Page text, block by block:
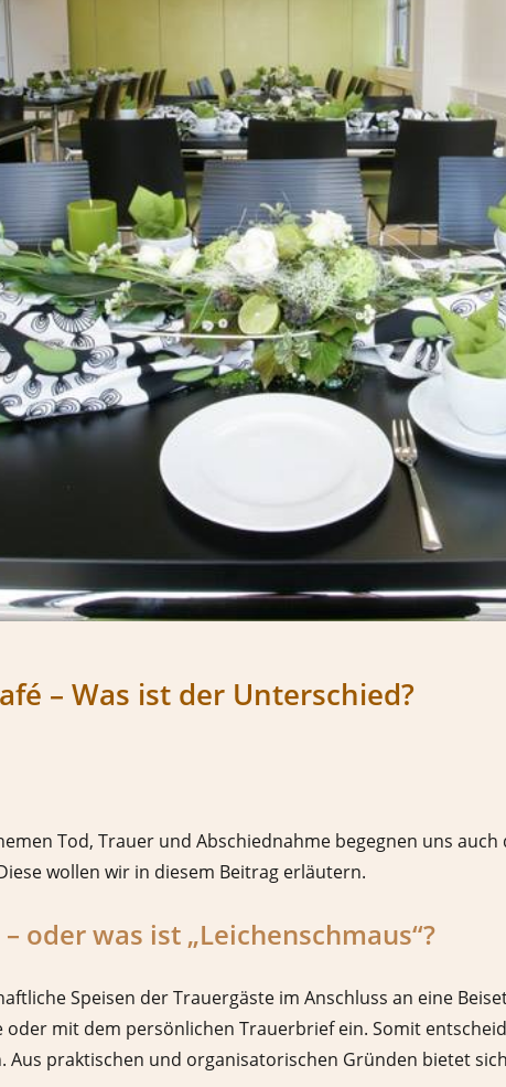
– Was ist der Unterschied?
Tod, Trauer und Abschiednahme begegnen uns auch
wollen wir in diesem Beitrag erläutern.
oder was ist „Leichenschmaus“?
Speisen der Trauergäste im Anschluss an eine
mit dem persönlichen Trauerbrief ein. Somit
Aus praktischen und organisatorischen Gründen bietet